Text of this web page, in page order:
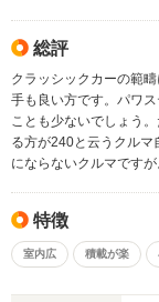
総評
クラッシックカーの範
手も良い方です。パワ
ことも少ないでしょう
る方が240と云うクル
にならないクルマですが
特徴
室内広 積載が楽